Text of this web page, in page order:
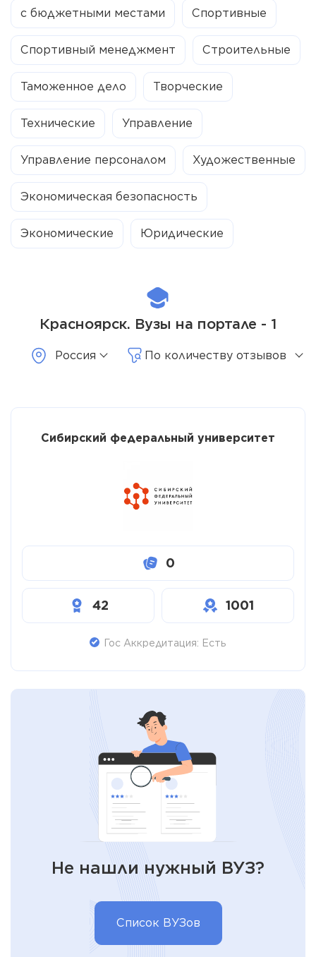
с бюджетными местами Спортивные
Спортивный менеджмент Строительные
Таможенное дело Творческие
Технические Управление
Управление персоналом Художественные
Экономическая безопасность
Экономические Юридические
Красноярск. Вузы на портале - 1
Россия По количеству отзывов
Сибирский федеральный университет
0
42 1001
Гос Аккредитация: Есть
Не нашли нужный ВУЗ?
Список ВУЗов